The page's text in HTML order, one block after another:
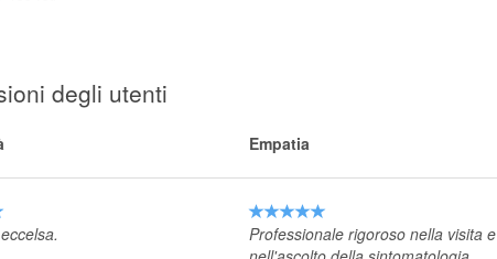
degli utenti
Empatia
Professionale rigoroso nella visita e